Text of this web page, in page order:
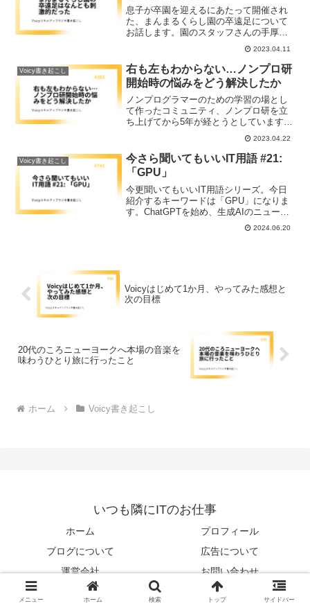
息子が卒園を迎えるにあたって開催され
た、まんまるくらし園の卒遠足について
お話します。園のスタッフさんの手厚い
サポートもありつつ、子ども達が自分た
ちで考えて決めるという学びの機会にも
なったイベントです。糸島市に移住した
からこそできた体験についてお伝えしま
す。
2023.04.11
Voicy書き起こし
右も左もわからない…ノンプロ研
開始時の悩みをどう解決したか
ノンプログラマーのための学習の場とし
て作ったコミュニティ、ノンプロ研を立
ち上げてから5年が経とうとしています。
これまでを振り返って、コミュニティを
立ち上げるところから運営を続けていく
中で注意しておいて良かったことについ
てお伝えします。
2023.04.22
Voicy書き起こし
今さら聞いてもいいIT用語 #21:
「GPU」
今更聞いてもいいIT用語シリーズ。今日
紹介するキーワードは「GPU」になりま
す。ChatGPTを始め、生成AIのニュー
ス、あちこちで見かけますが、それと共
にちょくちょく見かけるようになった
いきたいと思います。
2024.06.20
Voicyはじめて1か月、やってみた感想と
次の目標
20代のころニューヨークへ本場の音楽を
味わうひとり旅に行ったこと
ホーム Voicy書き起こし
いつも隣にITのお仕事
ホーム
プロフィール
ブログについて
広告について
運営会社
お問い合わせ
Copyright © 2015-2026 いつも隣にITのお仕事 All Rights Reserved.
メニュー ホーム 検索 トップ サイドバー